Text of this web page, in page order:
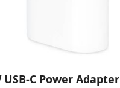
USB-C Power Adapter